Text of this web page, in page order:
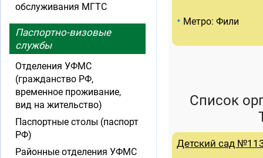
• Метро: Фили
Список
Детский сад
обслуживания МГТС
Паспортно-визовые
службы
Отделения УФМС
(гражданство РФ,
временное проживание,
вид на жительство)
Паспортные столы (паспорт
РФ)
Районные отделения УФМС